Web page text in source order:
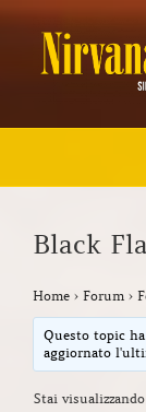
Salta
contenuto
Black
Home › Forum ›
Questo topic
aggiornato
Stai